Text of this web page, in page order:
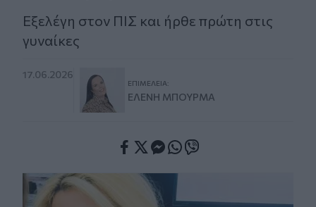
Εξελέγη στον ΠΙΣ και ήρθε πρώτη στις
γυναίκες
17.06.2026
ΕΠΙΜΈΛΕΙΑ:
ΕΛΈΝΗ ΜΠΟΥΡΜΆ